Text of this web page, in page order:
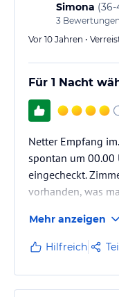
Simona (36-
3 Bewertungen
Vor 10 Jahren •
Für 1 Nacht
Netter Empfang
spontan um
eingecheckt.
vorhanden, was
Mehr anzeigen
Hilfreich